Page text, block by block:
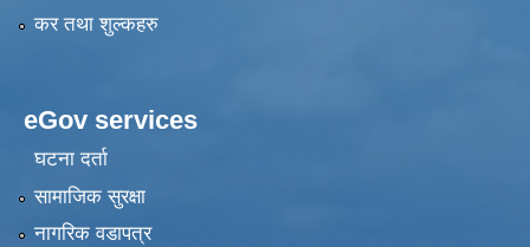
कर तथा शुल्कहरु
eGov services
घटना दर्ता
सामाजिक सुरक्षा
नागरिक वडापत्र